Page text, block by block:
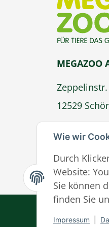
Wie wir
Durch
Website:
Sie können
finden Sie
Impressum
MEGAZOO
12529